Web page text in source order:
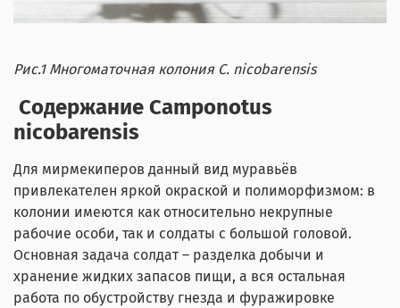
Рис.1 Многоматочная колония C. nicobarensis
Содержание Camponotus
nicobarensis
Для мирмекиперов данный вид муравьёв
привлекателен яркой окраской и полиморфизмом: в
колонии имеются как относительно некрупные
рабочие особи, так и солдаты с большой головой.
Основная задача солдат – разделка добычи и
хранение жидких запасов пищи, а вся остальная
работа по обустройству гнезда и фуражировке